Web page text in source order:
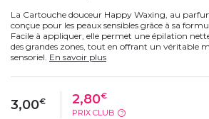
La Cartouche douceur Happy Waxing, au
conçue pour les peaux sensibles grâce à sa
Facile à appliquer, elle permet une épilation
des grandes zones, tout en offrant un véritable
sensoriel. En savoir plus
3,00€ 2,80€
PRIX CLUB ?